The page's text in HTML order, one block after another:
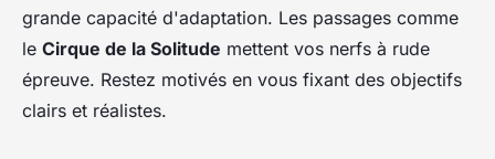
grande capacité d'adaptation. Les passages comme
le Cirque de la Solitude mettent vos nerfs à rude
épreuve. Restez motivés en vous fixant des objectifs
clairs et réalistes.